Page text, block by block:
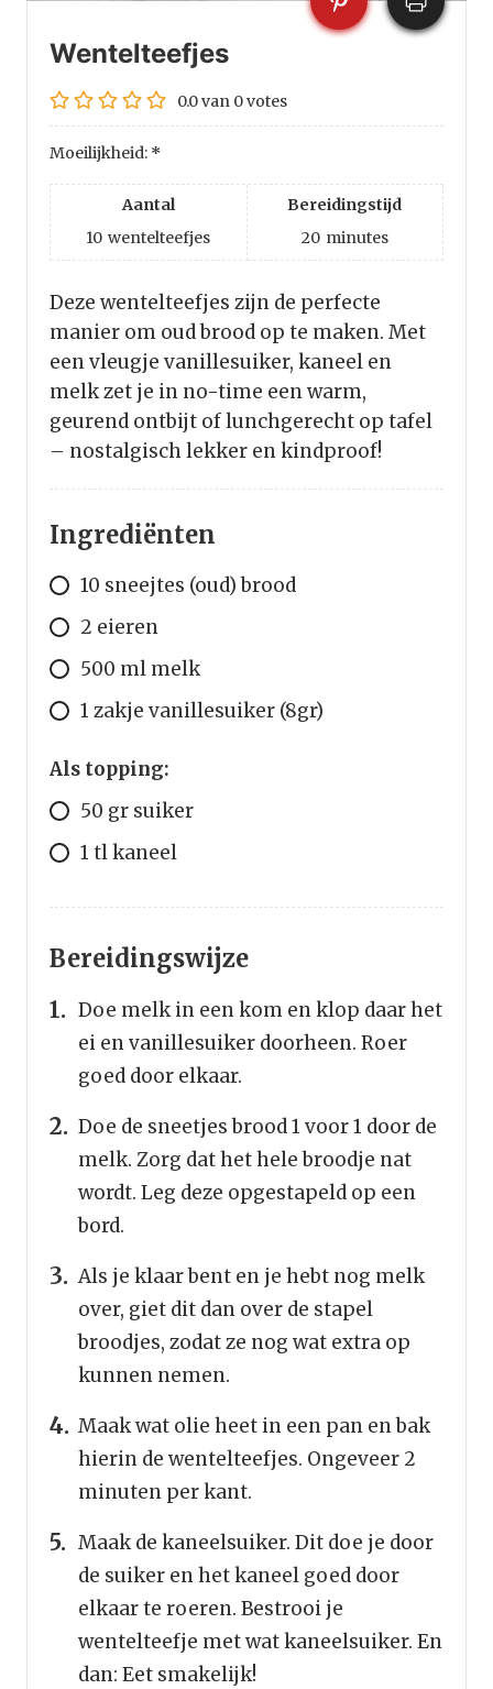
Wentelteefjes
0.0van 0votes
Moeilijkheid: *
Aantal
10 wentelteefjes
Bereidingstijd
20 minutes
Deze wentelteefjes zijn de perfecte
manier om oud brood op te maken. Met
een vleugje vanillesuiker, kaneel en
melk zet je in no-time een warm,
geurend ontbijt of lunchgerecht op tafel
– nostalgisch lekker en kindproof!
Ingrediënten
10 sneejtes (oud) brood
2 eieren
500 ml melk
1 zakje vanillesuiker (8gr)
Als topping:
50 gr suiker
1 tlkaneel
Bereidingswijze
Doe melk in een kom en klop daar het
ei en vanillesuiker doorheen. Roer
goed door elkaar.
Doe de sneetjes brood 1 voor 1 door de
melk. Zorg dat het hele broodje nat
wordt. Leg deze opgestapeld op een
bord.
Als je klaar bent en je hebt nog melk
over, giet dit dan over de stapel
broodjes, zodat ze nog wat extra op
kunnen nemen.
Maak wat olie heet in een pan en bak
hierin de wentelteefjes. Ongeveer 2
minuten per kant.
Maak de kaneelsuiker. Dit doe je door
de suiker en het kaneel goed door
elkaar te roeren. Bestrooi je
wentelteefje met wat kaneelsuiker. En
dan: Eet smakelijk!